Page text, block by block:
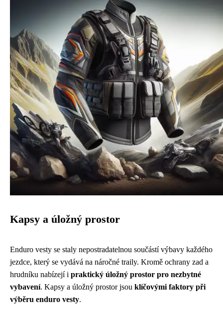
Kapsy a úložný prostor
Enduro vesty se staly nepostradatelnou součástí výbavy každého
jezdce, který se vydává na náročné traily. Kromě ochrany zad a
hrudníku nabízejí i praktický úložný prostor pro nezbytné
vybavení. Kapsy a úložný prostor jsou klíčovými faktory při
výběru enduro vesty.